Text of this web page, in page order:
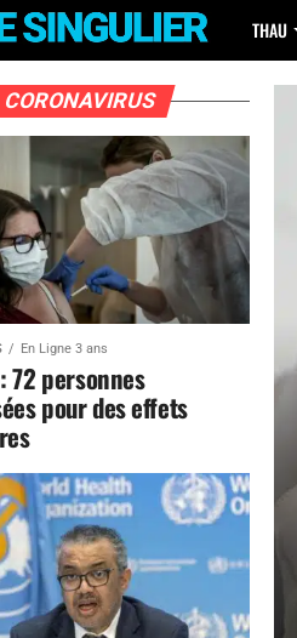
THAU
CORONAVIRUS
En Ligne 3 ans
72 personnes
pour des effets